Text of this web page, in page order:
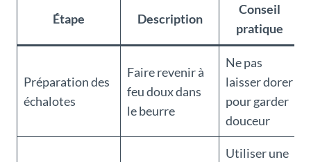
Étape Description
Conseil
pratique
Préparation des
échalotes
Faire revenir à
feu doux dans
le beurre
Ne pas
laisser dorer
pour garder
douceur
Utiliser une